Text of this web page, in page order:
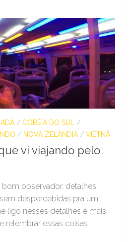
/ CORÉIA DO SUL
/
/ NOVA ZELÂNDIA / VIETNÃ
vi viajando pelo
observador, detalhes,
despercebidas pra um
ligo nesses detalhes e mais
relembrar essas coisas